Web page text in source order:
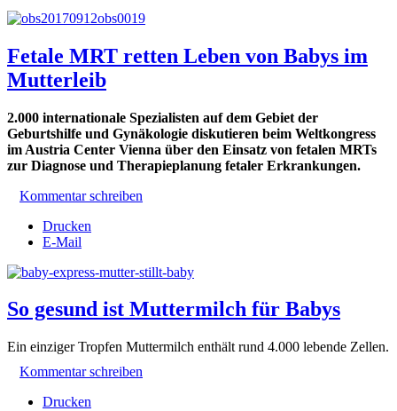
Fetale MRT retten Leben von Babys im
Mutterleib
2.000 internationale Spezialisten auf dem Gebiet der
Geburtshilfe und Gynäkologie diskutieren beim Weltkongress
im Austria Center Vienna über den Einsatz von fetalen MRTs
zur Diagnose und Therapieplanung fetaler Erkrankungen.
Kommentar schreiben
Drucken
E-Mail
So gesund ist Muttermilch für Babys
Ein einziger Tropfen Muttermilch enthält rund 4.000 lebende Zellen.
Kommentar schreiben
Drucken